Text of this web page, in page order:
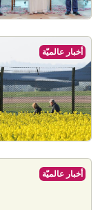
أخبار عالميّة
أخبار عالميّة